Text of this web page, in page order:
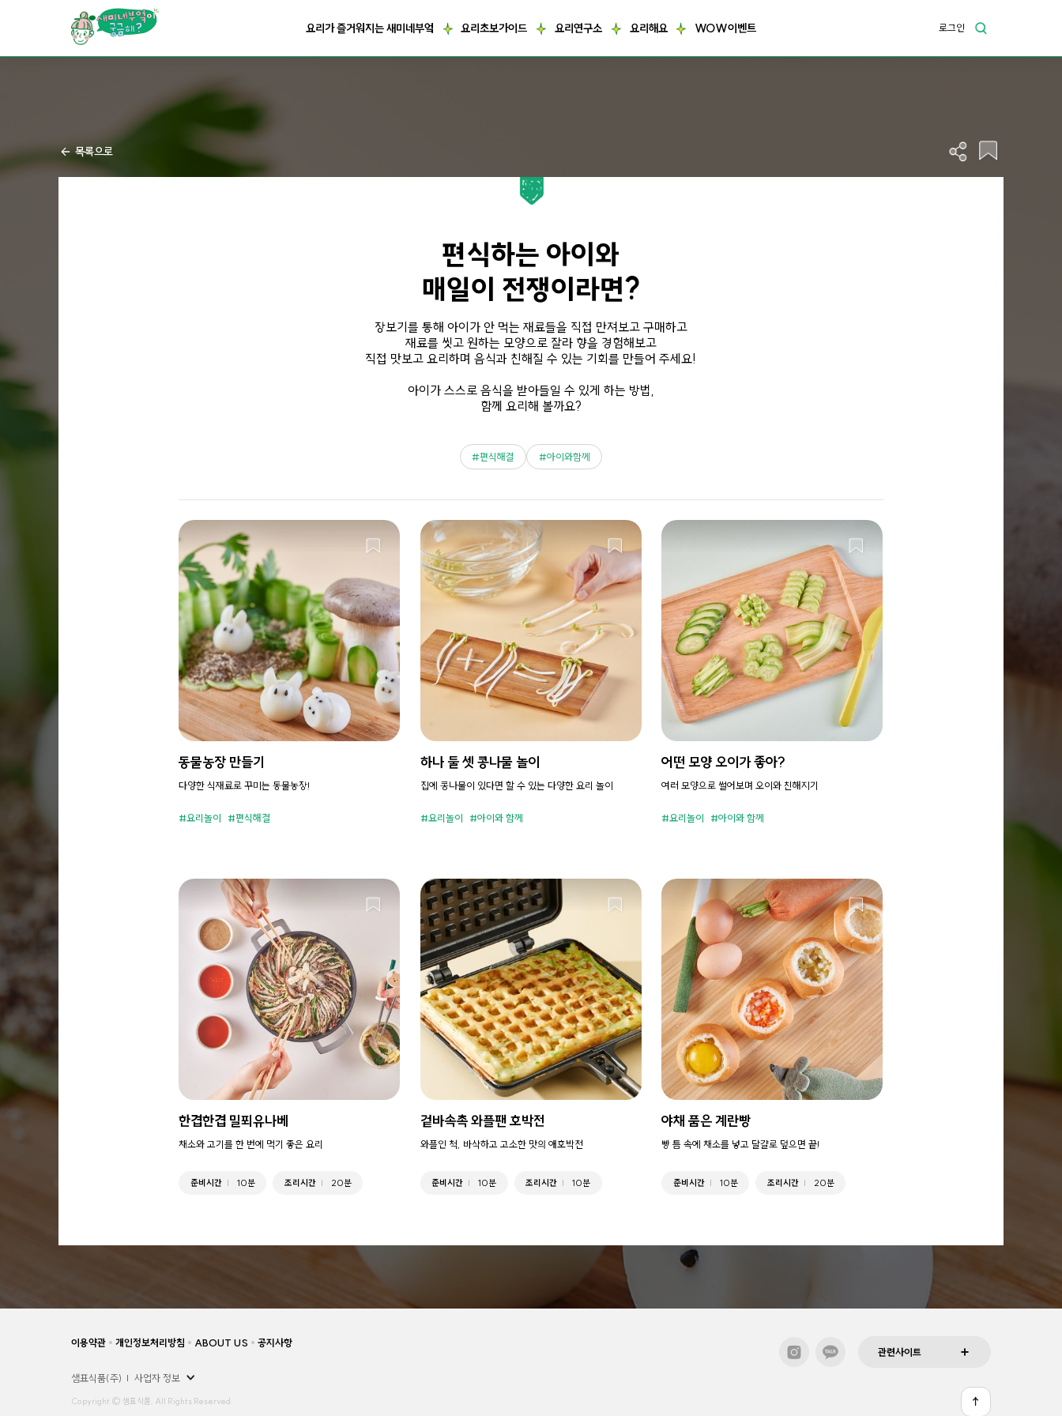
요리가건강해지는
쉬워지는
요리가 즐거워지는 새미네부엌 요리초보가이드 요리연구소 요리해요 WOW이벤트 로그인
목록으로
편식하는 아이와
매일이 전쟁이라면?
장보기를 통해 아이가 안 먹는 재료들을 직접 만져보고 구매하고
재료를 씻고 원하는 모양으로 잘라 향을 경험해보고
직접 맛보고 요리하며 음식과 친해질 수 있는 기회를 만들어 주세요!
아이가 스스로 음식을 받아들일 수 있게 하는 방법,
함께 요리해 볼까요?
편식해결 아이와함께
동물농장 만들기
다양한 식재료로 꾸미는 동물농장!
요리놀이 편식해결
하나 둘 셋 콩나물 놀이
집에 콩나물이 있다면 할 수 있는 다양한 요리 놀이
요리놀이 아이와 함께
어떤 모양 오이가 좋아?
여러 모양으로 썰어보며 오이와 친해지기
요리놀이 아이와 함께
한겹한겹 밀푀유나베
채소와 고기를 한 번에 먹기 좋은 요리
준비시간 10분 조리시간 20분
겉바속촉 와플팬 호박전
와플인 척, 바삭하고 고소한 맛의 애호박전
준비시간 10분 조리시간 10분
야채 품은 계란빵
빵 틈 속에 채소를 넣고 달걀로 덮으면 끝!
준비시간 10분 조리시간 20분
이용약관 개인정보처리방침 ABOUT US 공지사항
샘표식품(주) 사업자 정보
Copyright © 샘표식품, All Rights Reserved.
관련사이트